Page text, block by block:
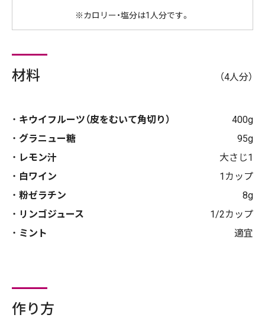
※カロリー・塩分は1人分です。
材料 （4人分）
キウイフルーツ（皮をむいて角切り）
400g
グラニュー糖
95g
レモン汁
大さじ1
白ワイン
1カップ
粉ゼラチン
8g
リンゴジュース
1/2カップ
ミント
適宜
作り方